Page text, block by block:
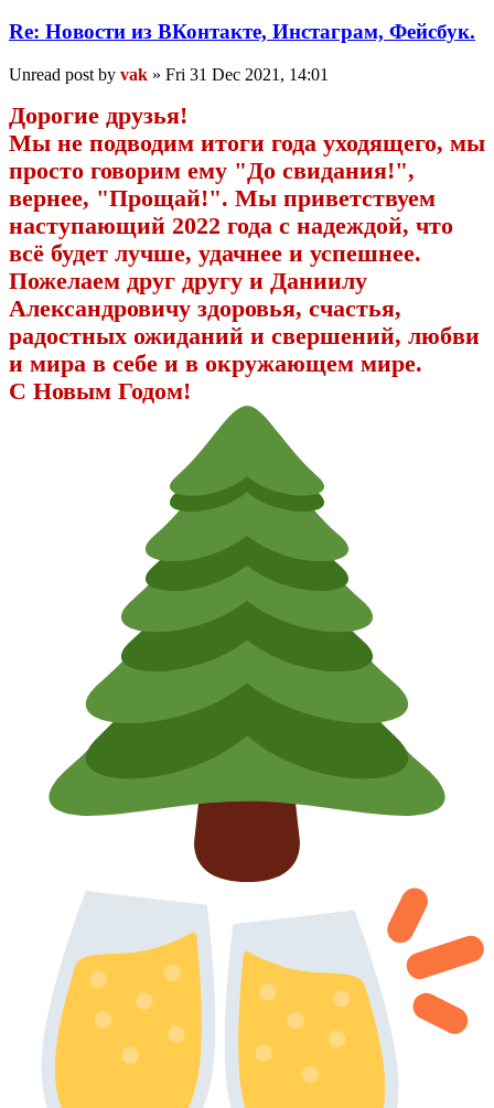
Re: Новости из ВКонтакте, Инстаграм, Фейсбук.
Unread post by vak » Fri 31 Dec 2021, 14:01
Дорогие друзья!
Мы не подводим итоги года уходящего, мы
просто говорим ему "До свидания!",
вернее, "Прощай!". Мы приветствуем
наступающий 2022 года с надеждой, что
всё будет лучше, удачнее и успешнее.
Пожелаем друг другу и Даниилу
Александровичу здоровья, счастья,
радостных ожиданий и свершений, любви
и мира в себе и в окружающем мире.
С Новым Годом!